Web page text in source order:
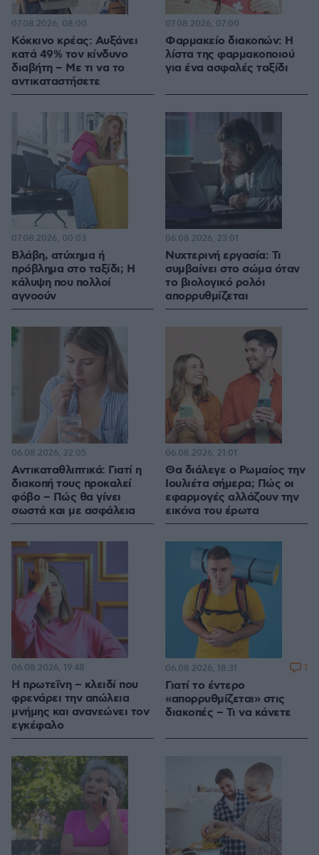
Κόκκινο κρέας: Αυξάνει
κατά 49% τον κίνδυνο
διαβήτη – Με τι να το
αντικαταστήσετε
07.08.2026, 08:00
Φαρμακείο διακοπών: Η
λίστα της φαρμακοποιού
για ένα ασφαλές ταξίδι
07.08.2026, 07:00
Βλάβη, ατύχημα ή
πρόβλημα στο ταξίδι; Η
κάλυψη που πολλοί
αγνοούν
07.08.2026, 00:03
Νυχτερινή εργασία: Τι
συμβαίνει στο σώμα όταν
το βιολογικό ρολόι
απορρυθμίζεται
06.08.2026, 23:01
Αντικαταθλιπτικά: Γιατί η
διακοπή τους προκαλεί
φόβο – Πώς θα γίνει
σωστά και με ασφάλεια
06.08.2026, 22:05
Θα διάλεγε ο Ρωμαίος την
Ιουλιέτα σήμερα; Πώς οι
εφαρμογές αλλάζουν την
εικόνα του έρωτα
06.08.2026, 21:01
Η πρωτεΐνη – κλειδί που
φρενάρει την απώλεια
μνήμης και ανανεώνει τον
εγκέφαλο
06.08.2026, 19:48
Γιατί το έντερο
«απορρυθμίζεται» στις
διακοπές – Τι να κάνετε
06.08.2026, 18:31 1